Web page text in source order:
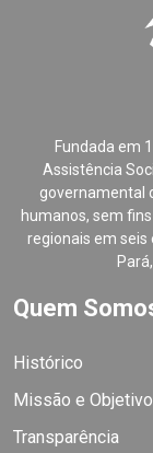
Fundada em
Assistência
governamental
humanos, sem
regionais em seis
Quem
Histórico
Missão e
Transparência